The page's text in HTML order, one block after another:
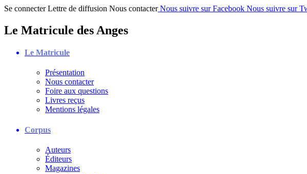
Se connecter Lettre de diffusion Nous contacter Nous suivre sur Facebook Nous suivre sur
Le Matricule des Anges
Le Matricule
Présentation
Nous contacter
Foire aux questions
Livres reçus
Mentions légales
Corpus
Auteurs
Éditeurs
Magazines